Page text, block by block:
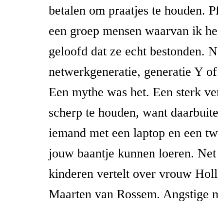
betalen om praatjes te houden.
een groep mensen waarvan ik
geloofd dat ze echt bestonden.
netwerkgeneratie, generatie Y
Een mythe was het. Een sterk
scherp te houden, want
iemand met een laptop en een
jouw baantje kunnen loeren.
kinderen vertelt over vrouw
Maarten van Rossem. Angstige